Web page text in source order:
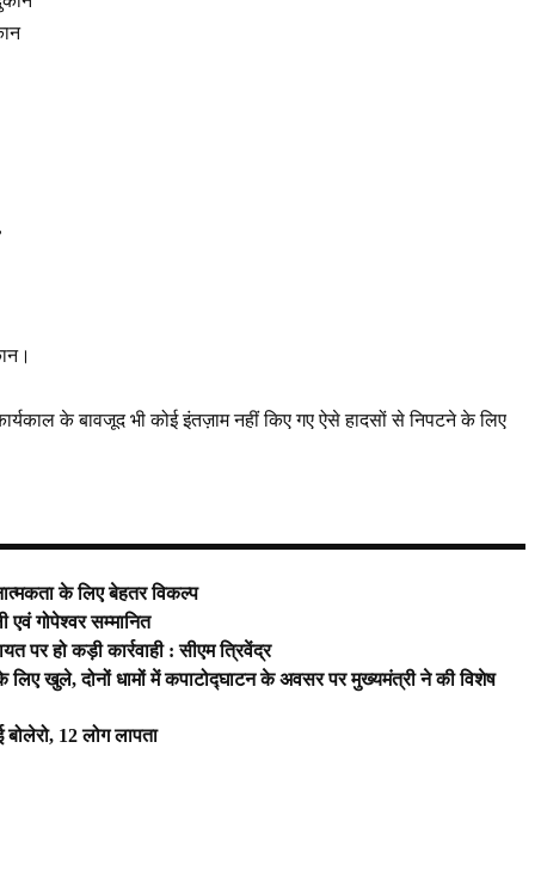
के बावजूद भी कोई इंतज़ाम नहीं किए गए ऐसे हादसों से निपटने के लिए
के लिए बेहतर विकल्प
एवं गोपेश्वर सम्मानित
पर हो कड़ी कार्रवाही : सीएम त्रिवेंद्र
लिए खुले, दोनों धामों में कपाटोद्घाटन के अवसर पर मुख्यमंत्री ने की विशेष
बोलेरो, 12 लोग लापता